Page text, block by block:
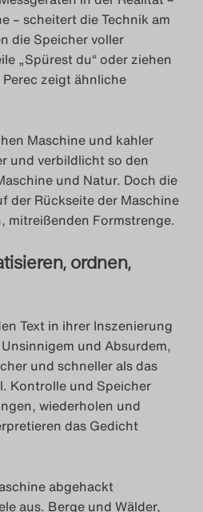
– scheitert die Technik am
die Speicher voller
„Spürest du“ oder ziehen
zeigt ähnliche
Maschine und kahler
und verbildlicht so den
und Natur. Doch die
der Rückseite der Maschine
mitreißenden Formstrenge.
ordnen,
Text in ihrer Inszenierung
und Absurdem,
und schneller als das
Kontrolle und Speicher
wiederholen und
das Gedicht
abgehackt
aus. Berge und Wälder,